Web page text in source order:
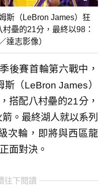
斯（LeBron James）狂
壘的21分，最終以98：
達志影像）
後賽首輪第六戰中，
（LeBron James）
搭配八村壘的21分，
。最終湖人就以系列
次輪，即將與西區龍
面對決。
往下閱讀